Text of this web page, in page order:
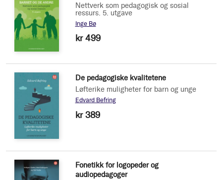
Nettverk som pedagogisk og sosial
ressurs. 5. utgave
Inge Bø
kr 499
De pedagogiske kvalitetene
Løfterike muligheter for barn og unge
Edvard Befring
kr 389
Fonetikk for logopeder og
audiopedagoger